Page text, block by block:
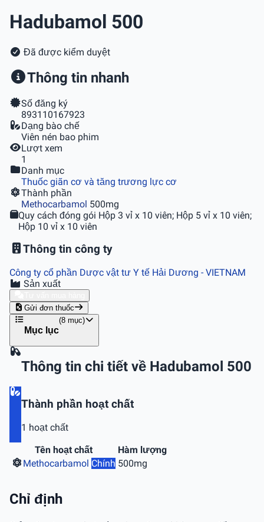
Hadubamol 500
Đã được kiểm duyệt
Thông tin nhanh
Số đăng ký
893110167923
Dạng bào chế
Viên nén bao phim
Lượt xem
1
Danh mục
Thuốc giãn cơ và tăng trương lực cơ
Thành phần
Methocarbamol 500mg
Quy cách đóng gói Hộp 3 vỉ x 10 viên; Hộp 5 vỉ x 10 viên;
Hộp 10 vỉ x 10 viên
Thông tin công ty
Công ty cổ phần Dược vật tư Y tế Hải Dương - VIETNAM
Sản xuất
Gửi đơn thuốc
Mục lục
(8 mục)
Thông tin chi tiết về Hadubamol 500
Thành phần hoạt chất
1 hoạt chất
Tên hoạt chất
Hàm lượng
Methocarbamol Chính 500mg
Chỉ định